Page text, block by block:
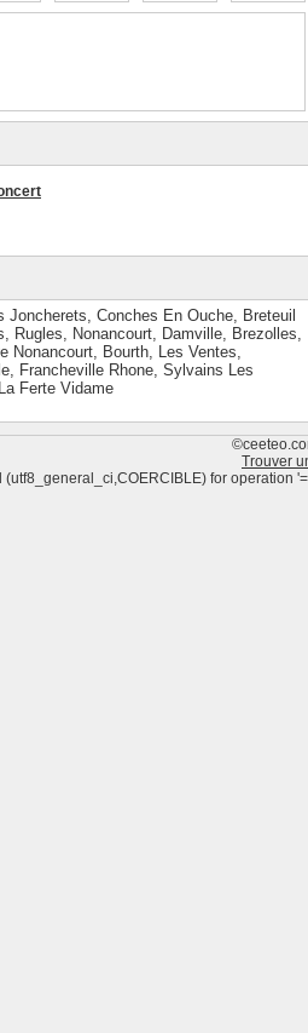
Joncherets, Conches En Ouche, Breteuil
, Rugles, Nonancourt, Damville, Brezolles,
Nonancourt, Bourth, Les Ventes,
, Francheville Rhone, Sylvains Les
La Ferte Vidame
Trouver
for operation